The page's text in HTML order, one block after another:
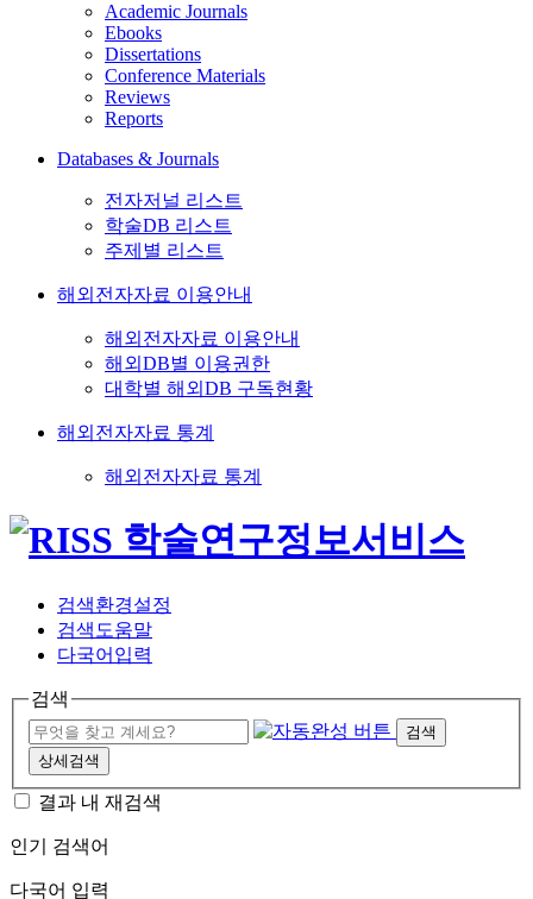
Academic Journals
Ebooks
Dissertations
Conference Materials
Reviews
Reports
Databases & Journals
전자저널 리스트
학술DB 리스트
주제별 리스트
해외전자자료 이용안내
해외전자자료 이용안내
해외DB별 이용권한
대학별 해외DB 구독현황
해외전자자료 통계
해외전자자료 통계
검색환경설정
검색도움말
다국어입력
검색
검색
상세검색
결과 내 재검색
인기 검색어
다국어 입력